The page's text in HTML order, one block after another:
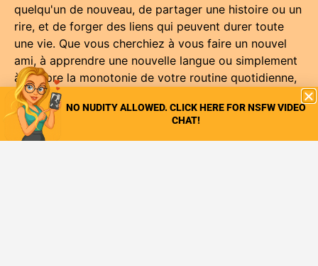
quelqu'un de nouveau, de partager une histoire ou un
rire, et de forger des liens qui peuvent durer toute
une vie. Que vous cherchiez à vous faire un nouvel
ami, à apprendre une nouvelle langue ou simplement
à rompre la monotonie de votre routine quotidienne,
Chatuss.com vous invite à embarquer pour un
voyage de découverte, une conversation à la fois.
Êtes-vous prêt à vous connecter au monde ? Plongez
NO NUDITY ALLOWED. CLICK HERE FOR NSFW VIDEO
CHAT!